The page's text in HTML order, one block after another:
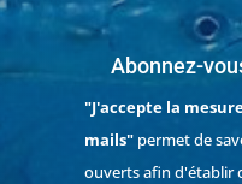
Abonnez-
"J'accepte la
mails"permet de
ouverts afin d'établir